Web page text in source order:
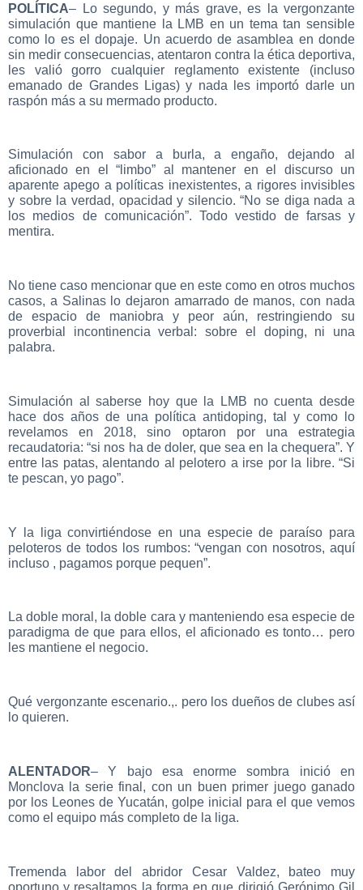
POLÍTICA– Lo segundo, y más grave, es la vergonzante
simulación que mantiene la LMB en un tema tan sensible
como lo es el dopaje. Un acuerdo de asamblea en donde
sin medir consecuencias, atentaron contra la ética deportiva,
les valió gorro cualquier reglamento existente (incluso
emanado de Grandes Ligas) y nada les importó darle un
raspón más a su mermado producto.
Simulación con sabor a burla, a engaño, dejando al
aficionado en el “limbo” al mantener en el discurso un
aparente apego a políticas inexistentes, a rigores invisibles
y sobre la verdad, opacidad y silencio. “No se diga nada a
los medios de comunicación”. Todo vestido de farsas y
mentira.
No tiene caso mencionar que en este como en otros muchos
casos, a Salinas lo dejaron amarrado de manos, con nada
de espacio de maniobra y peor aún, restringiendo su
proverbial incontinencia verbal: sobre el doping, ni una
palabra.
Simulación al saberse hoy que la LMB no cuenta desde
hace dos años de una política antidoping, tal y como lo
revelamos en 2018, sino optaron por una estrategia
recaudatoria: “si nos ha de doler, que sea en la chequera”. Y
entre las patas, alentando al pelotero a irse por la libre. “Si
te pescan, yo pago”.
Y la liga convirtiéndose en una especie de paraíso para
peloteros de todos los rumbos: “vengan con nosotros, aquí
incluso , pagamos porque pequen”.
La doble moral, la doble cara y manteniendo esa especie de
paradigma de que para ellos, el aficionado es tonto… pero
les mantiene el negocio.
Qué vergonzante escenario.,. pero los dueños de clubes así
lo quieren.
ALENTADOR– Y bajo esa enorme sombra inició en
Monclova la serie final, con un buen primer juego ganado
por los Leones de Yucatán, golpe inicial para el que vemos
como el equipo más completo de la liga.
Tremenda labor del abridor Cesar Valdez, bateo muy
oportuno y resaltamos la forma en que dirigió Gerónimo Gil